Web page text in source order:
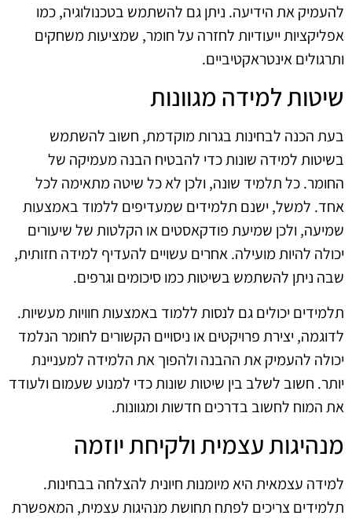
להעמיק את הידיעה. ניתן גם להשתמש בטכנולוגיה, כמו
אפליקציות ייעודיות לחזרה על חומר, שמציעות משחקים
ותרגולים אינטראקטיביים.
שיטות למידה מגוונות
בעת הכנה לבחינות בגרות מוקדמת, חשוב להשתמש
בשיטות למידה שונות כדי להבטיח הבנה מעמיקה של
החומר. כל תלמיד שונה, ולכן לא כל שיטה מתאימה לכל
אחד. למשל, ישנם תלמידים שמעדיפים ללמוד באמצעות
שמיעה, ולכן שמיעת פודקאסטים או הקלטות של שיעורים
יכולה להיות מועילה. אחרים עשויים להעדיף למידה חזותית,
שבה ניתן להשתמש בשיטות כמו סיכומים וגרפים.
תלמידים יכולים גם לנסות ללמוד באמצעות חוויות מעשיות.
לדוגמה, יצירת פרויקטים או ניסויים הקשורים לחומר הנלמד
יכולה להעמיק את ההבנה ולהפוך את הלמידה למעניינת
יותר. חשוב לשלב בין שיטות שונות כדי למנוע שעמום ולעודד
את המוח לחשוב בדרכים חדשות ומגוונות.
מנהיגות עצמית ולקיחת יוזמה
למידה עצמאית היא מיומנות חיונית להצלחה בבחינות.
תלמידים צריכים לפתח תחושת מנהיגות עצמית, המאפשרת